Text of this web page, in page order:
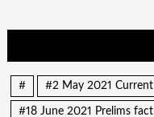
# #2 May 2021
#18 June 2021 Prelims fact